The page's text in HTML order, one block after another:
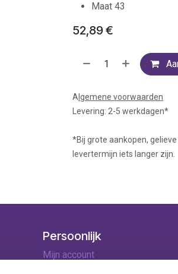
Maat 43
52,89€
A lgemene voorwaarden
Levering: 2-5 werkdagen*
*Bij grote aankopen,
levertermijn iets langer zijn.
Persoonlijk
Mijn account